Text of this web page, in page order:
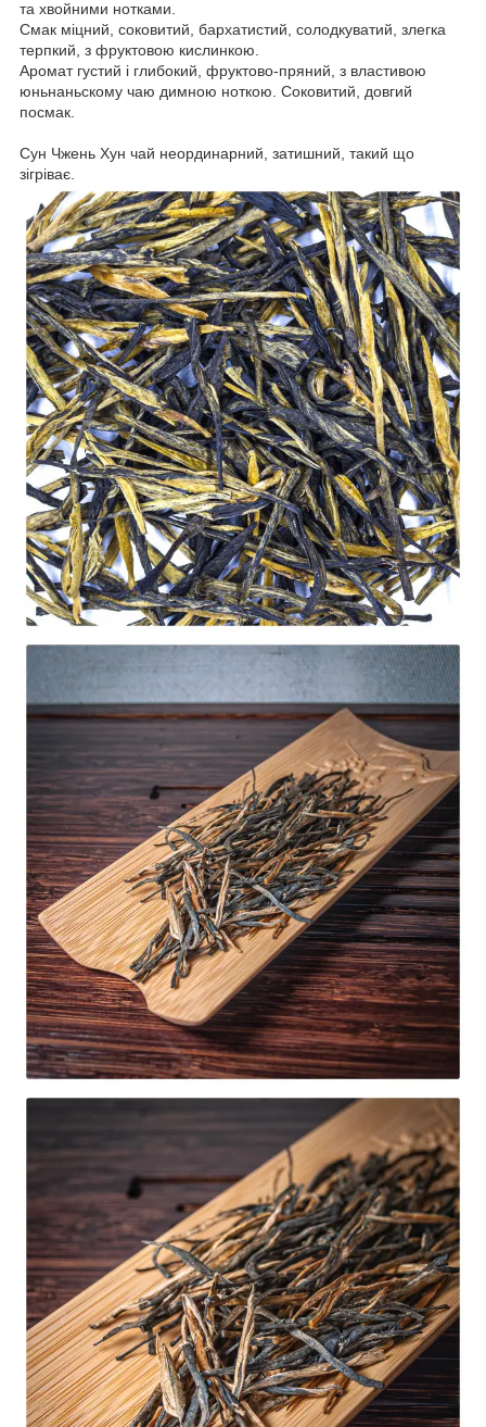
та хвойними нотками.
Смак міцний, соковитий, бархатистий, солодкуватий, злегка
терпкий, з фруктовою кислинкою.
Аромат густий і глибокий, фруктово-пряний, з властивою
юньнаньскому чаю димною ноткою. Соковитий, довгий
посмак.
Сун Чжень Хун чай неординарний, затишний, такий що
зігріває.